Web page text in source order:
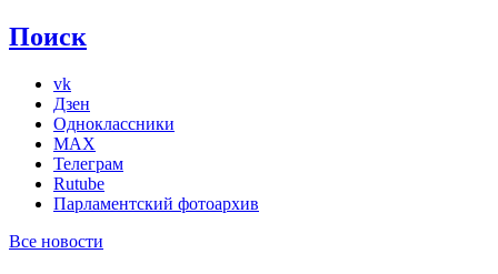
Поиск
vk
Дзен
Одноклассники
MAX
Телеграм
Rutube
Парламентский фотоархив
Все новости